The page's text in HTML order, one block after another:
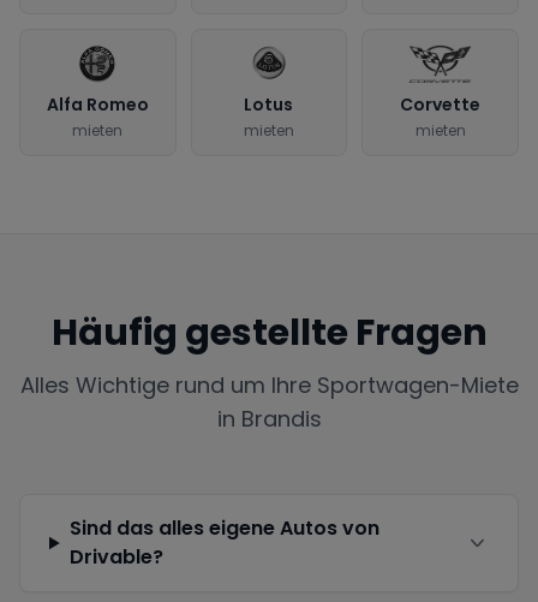
Alfa Romeo
mieten
Lotus
mieten
Corvette
mieten
Häufig gestellte Fragen
Alles Wichtige rund um Ihre Sportwagen-Miete
in Brandis
Sind das alles eigene Autos von
Drivable?